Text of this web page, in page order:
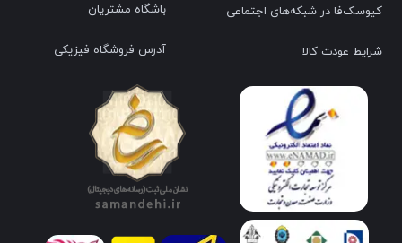
باشگاه مشتریان
آدرس فروشگاه فیزیکی
کیوسک‌فا در شبکه‌های اجتماعی
شرایط عودت کالا